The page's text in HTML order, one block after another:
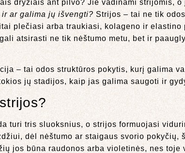
dryžiais ant pilvo? Jie vadinami strijomis,
ar galima jų išvengti? Strijos – tai ne tik
plečiasi arba traukiasi, kolageno ir elastino
atsirasti ne tik nėštumo metu, bet ir
– tai odos struktūros pokytis, kurį galima
jų stadijos, kaip jas galima saugoti ir
turi tris sluoksnius, o strijos formuojasi
dėl nėštumo ar staigaus svorio pokyčių,
jos būna raudonos arba violetinės, nes